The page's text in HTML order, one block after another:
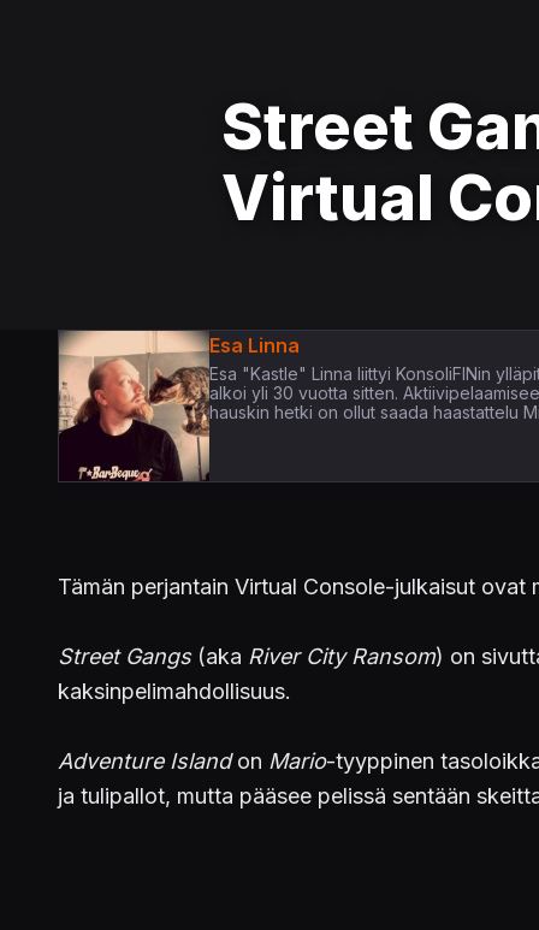
Street
Virtual
Esa Linna
Esa "Kastle" Linna liittyi KonsoliFINin
alkoi yli 30 vuotta sitten.
hauskin hetki on ollut saada haastattelu
Tämän perjantain Virtual Console-julkaisut
Street Gangs(aka River City Ransom) on
kaksinpelimahdollisuus.
Adventure Islandon Mario-tyyppinen
ja tulipallot, mutta pääsee pelissä sentään